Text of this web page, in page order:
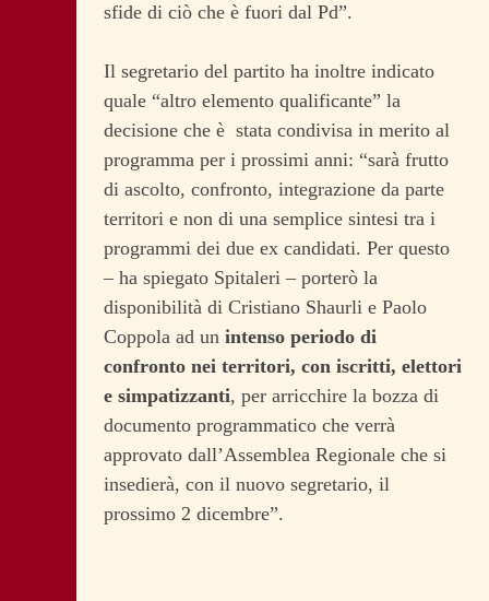
sfide di ciò che è fuori dal Pd”.
Il segretario del partito ha inoltre indicato
quale “altro elemento qualificante” la
decisione che è stata condivisa in merito al
programma per i prossimi anni: “sarà frutto
di ascolto, confronto, integrazione da parte
territori e non di una semplice sintesi tra i
programmi dei due ex candidati. Per questo
– ha spiegato Spitaleri – porterò la
disponibilità di Cristiano Shaurli e Paolo
Coppola ad un intenso periodo di
confronto nei territori, con iscritti, elettori
e simpatizzanti, per arricchire la bozza di
documento programmatico che verrà
approvato dall’Assemblea Regionale che si
insedierà, con il nuovo segretario, il
prossimo 2 dicembre”.